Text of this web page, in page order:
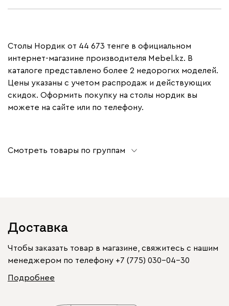
Столы Нордик от 44 673 тенге в официальном
интернет-магазине производителя Mebel.kz. В
каталоге представлено более 2 недорогих моделей.
Цены указаны с учетом распродаж и действующих
скидок. Оформить покупку на столы нордик вы
можете на сайте или по телефону.
Смотреть товары по группам
Доставка
Чтобы заказать товар в магазине, свяжитесь с нашим
менеджером по телефону +7 (775) 030-04-30
Подробнее